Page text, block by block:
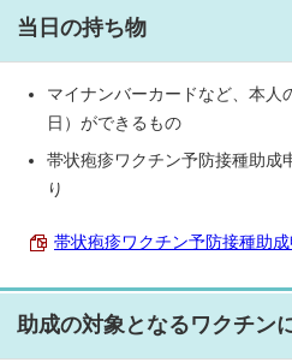
当日の持ち物
マイナンバーカードなど、本人
日）ができるもの
帯状疱疹ワクチン予防接種助
り
帯状疱疹ワクチン予防接種助
助成の対象となるワクチン